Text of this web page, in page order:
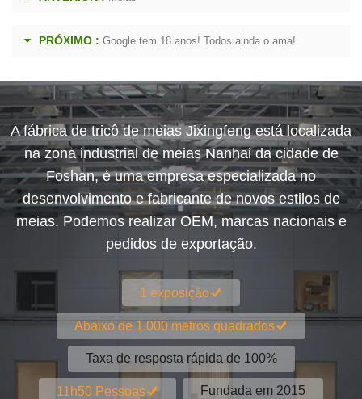
PRÓXIMO : Google tem 18 anos! Todos ainda o ama!
A fábrica de tricô de meias Jixingfeng está localizada
na zona industrial de meias Nanhai da cidade de
Foshan, é uma empresa especializada no
desenvolvimento e fabricante de novos estilos de
meias. Podemos realizar OEM, marcas nacionais e
pedidos de exportação.
1 exposição
Abaixo de 1.000 metros quadrados
Taxa de resposta rápida de 100%
11h50 Pessoas Fundada em 2015